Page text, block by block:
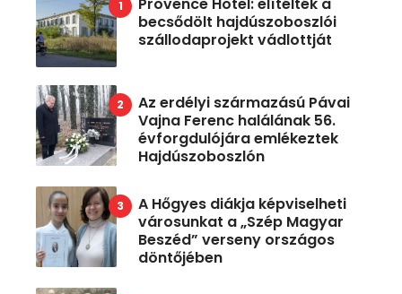
Provence Hotel: elítélték a
becsődölt hajdúszoboszlói
szállodaprojekt vádlottját
Az erdélyi származású Pávai
Vajna Ferenc halálának 56.
évforgdulójára emlékeztek
Hajdúszoboszlón
A Hőgyes diákja képviselheti
városunkat a „Szép Magyar
Beszéd” verseny országos
döntőjében